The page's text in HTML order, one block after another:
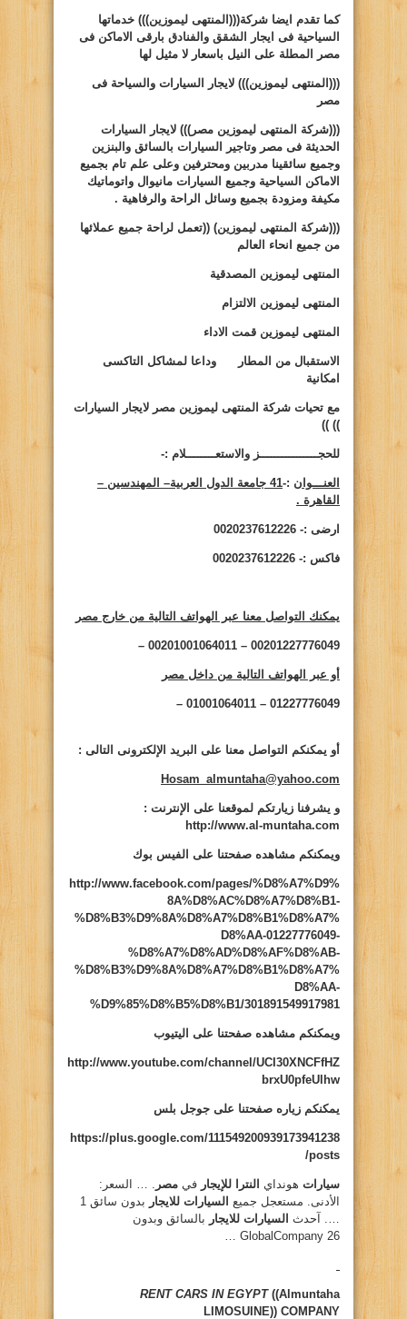
كما تقدم ايضا شركة(((المنتهى ليموزين))) خدماتها
السياحية فى ايجار الشقق والفنادق بارقى الاماكن فى
مصر المطلة على النيل باسعار لا مثيل لها
(((المنتهى ليموزين))) لايجار السيارات والسياحة فى
مصر
(((شركة المنتهى ليموزين مصر))) لايجار السيارات
الحديثة فى مصر وتاجير السيارات بالسائق والبنزين
وجميع سائقينا مدربين ومحترفين وعلى علم تام بجميع
الاماكن السياحية وجميع السيارات مانيوال واتوماتيك
مكيفة ومزودة بجميع وسائل الراحة والرفاهية .
(((شركة المنتهى ليموزين) ((تعمل لراحة جميع عملائها
من جميع انحاء العالم
المنتهى ليموزين المصدقية
المنتهى ليموزين الالتزام
المنتهى ليموزين قمت الاداء
الاستقبال من المطار وداعا لمشاكل التاكسى
امكانية
مع تحيات شركة المنتهى ليموزين مصر لايجار السيارات
))
))
للحجــــــــــــــــز والاستعــــــــلام :-
العنـــوان :-
41 جامعة الدول العربية– المهندسين –
القاهرة .
ارضى :- 0020237612226
فاكس :- 0020237612226
يمكنك التواصل معنا عبر الهواتف التالية من خارج مصر
00201227776049 – 00201001064011 –
أو عبر الهواتف التالية من داخل مصر
01227776049 – 01001064011 –
أو يمكنكم التواصل معنا على البريد الإلكترونى التالى :
Hosam_almuntaha@yahoo.com
و يشرفنا زيارتكم لموقعنا على الإنترنت :
http://www.al-muntaha.com
ويمكنكم مشاهده صفحتنا على الفيس بوك
http://www.facebook.com/pages/%D8%A7%D9%
8A%D8%AC%D8%A7%D8%B1-
%D8%B3%D9%8A%D8%A7%D8%B1%D8%A7%
D8%AA-01227776049-
%D8%A7%D8%AD%D8%AF%D8%AB-
%D8%B3%D9%8A%D8%A7%D8%B1%D8%A7%
D8%AA-
%D9%85%D8%B5%D8%B1/301891549917981
ويمكنكم مشاهده صفحتنا على اليتيوب
http://www.youtube.com/channel/UCI30XNCFfHZ
brxU0pfeUlhw
يمكنكم زياره صفحتنا على جوجل بلس
https://plus.google.com/111549200939173941238
/posts
سيارات هونداي النترا للإيجار في مصر . … السعر:
الأدنى. مستعجل جميع السيارات للايجار
بدون سائق 1
…. آحدث السيارات للايجار بالسائق وبدون
GlobalCompany 26 …
RENT CARS IN EGYPT ((Almuntaha
LIMOSUINE)) COMPANY